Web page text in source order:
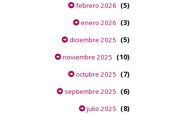
febrero 2026 (5)
enero 2026 (3)
diciembre 2025 (5)
noviembre 2025 (10)
octubre 2025 (7)
septiembre 2025 (6)
julio 2025 (8)